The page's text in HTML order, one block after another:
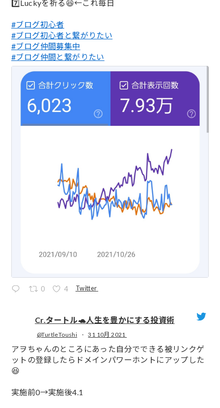
7️⃣Luckyを祈る😆←これ毎日
#ブログ初心者
#ブログ初心者と繋がりたい
#ブログ仲間募集中
#ブログ仲間と繋がりたい
0 4 Twitter
Cr.タートル🐢人生を豊かにする投資術
@TurtleToushi · 31 10月 2021
アヲちゃんのところにあった自分でできる被リンクゲ
ットの登録したらドメインパワーホントにアップした
😆
実施前0→実施後4.1